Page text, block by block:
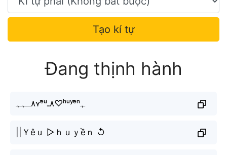
Tạo kí tự
Đang thịnh hành
٨ـﮩﮩʏᵉ̂ᵘ٨ـ♡ʰᵘʸᵉ̂̀ⁿﮩ
||Ｙêｕ ▷ｈｕｙềｎ ↺